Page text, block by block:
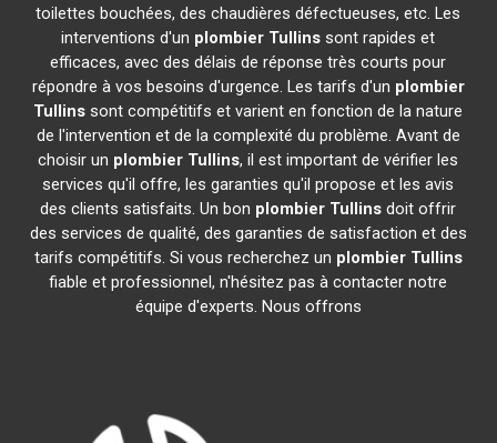
toilettes bouchées, des chaudières défectueuses, etc. Les
interventions d'un plombier Tullins sont rapides et
efficaces, avec des délais de réponse très courts pour
répondre à vos besoins d'urgence. Les tarifs d'un plombier
Tullins sont compétitifs et varient en fonction de la nature
de l'intervention et de la complexité du problème. Avant de
choisir un plombier Tullins, il est important de vérifier les
services qu'il offre, les garanties qu'il propose et les avis
des clients satisfaits. Un bon plombier Tullins doit offrir
des services de qualité, des garanties de satisfaction et des
tarifs compétitifs. Si vous recherchez un plombier Tullins
fiable et professionnel, n'hésitez pas à contacter notre
équipe d'experts. Nous offrons